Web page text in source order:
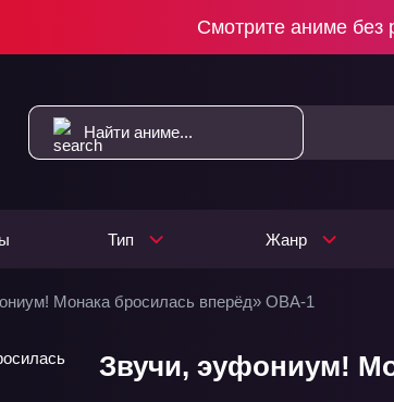
Смотрите аниме без
Тип Жанр
Монака бросилась вперёд» ОВА-1
Звучи, эуфониум!